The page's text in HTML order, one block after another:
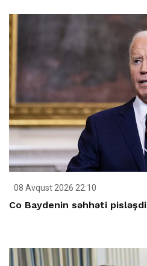
08 Avqust 2026 22:10
Co Baydenin səhhəti pisləşdi